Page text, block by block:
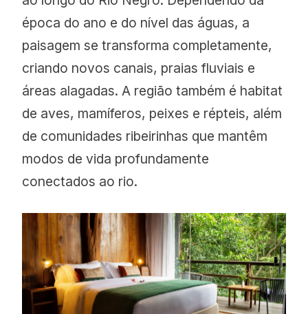
época do ano e do nível das águas, a
paisagem se transforma completamente,
criando novos canais, praias fluviais e
áreas alagadas. A região também é habitat
de aves, mamíferos, peixes e répteis, além
de comunidades ribeirinhas que mantêm
modos de vida profundamente
conectados ao rio.